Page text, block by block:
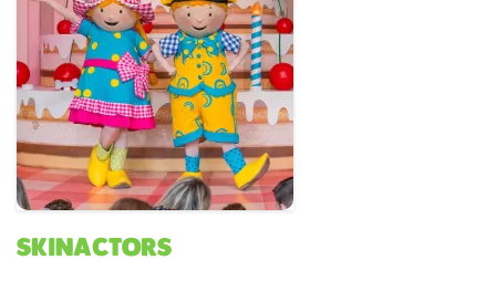
Skinactors